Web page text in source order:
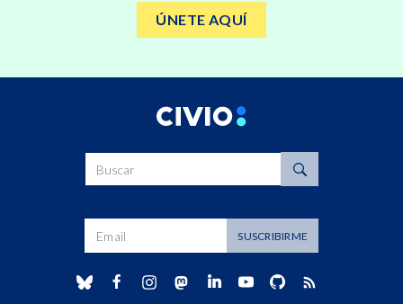
ÚNETE AQUÍ
SUSCRIBIRME